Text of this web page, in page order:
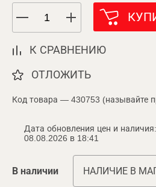
К СРАВНЕНИЮ
ОТЛОЖИТЬ
Код товара — 430753 (называйте
Дата обновления цен и наличия:
08.08.2026 в 18:41
В наличии НАЛИЧИЕ В